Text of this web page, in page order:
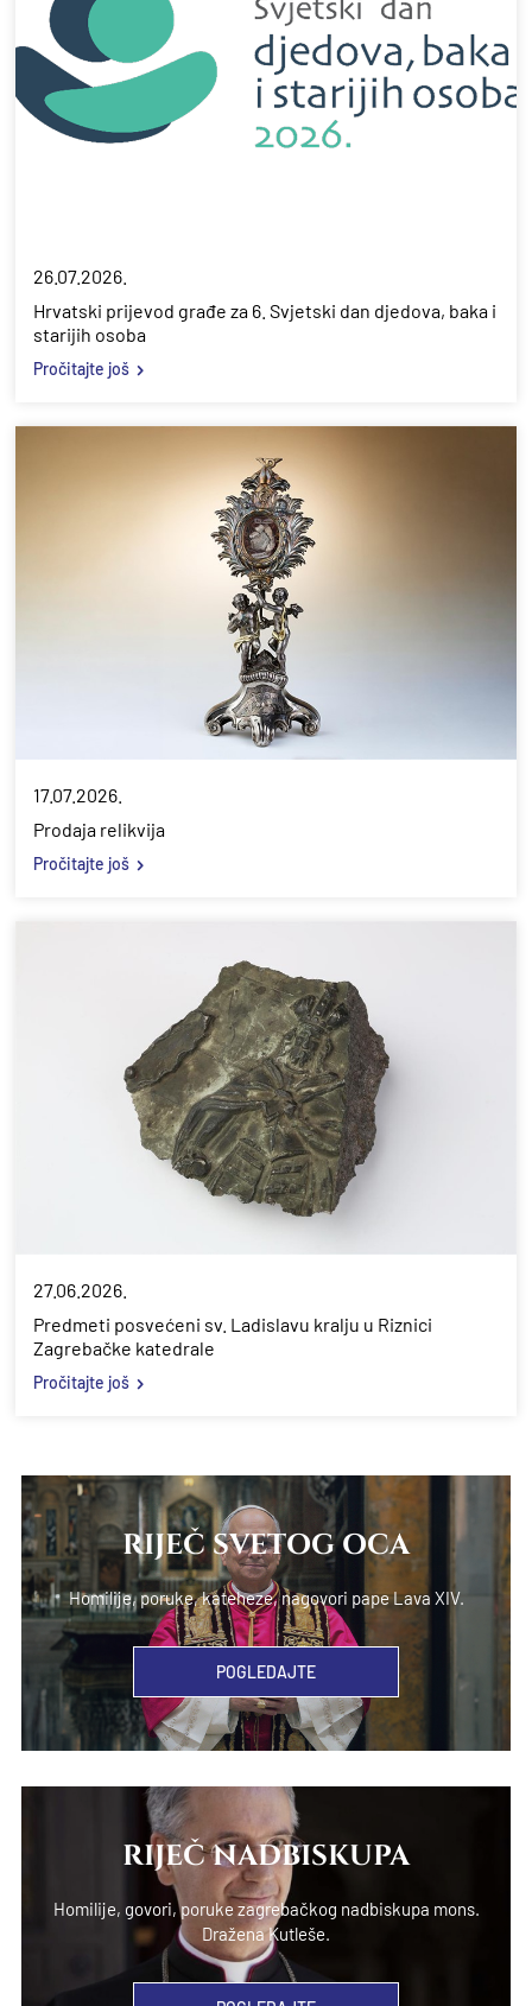
26.07.2026.
Hrvatski prijevod građe za 6. Svjetski dan djedova, baka i
starijih osoba
Pročitajte još
17.07.2026.
Prodaja relikvija
Pročitajte još
27.06.2026.
Predmeti posvećeni sv. Ladislavu kralju u Riznici
Zagrebačke katedrale
Pročitajte još
RIJEČ SVETOG OCA
Homilije, poruke, kateheze, nagovori pape Lava XIV.
POGLEDAJTE
RIJEČ NADBISKUPA
Homilije, govori, poruke zagrebačkog nadbiskupa mons.
Dražena Kutleše.